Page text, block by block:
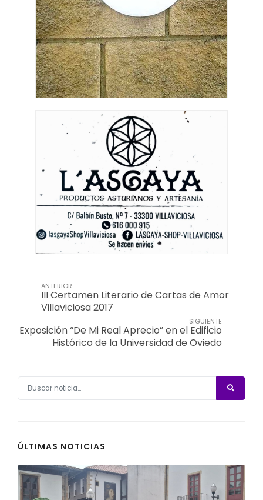
ANTERIOR
III Certamen Literario de Cartas de Amor
Villaviciosa 2017
SIGUIENTE
Exposición “De Mi Real Aprecio” en el Edificio
Histórico de la Universidad de Oviedo
ÚLTIMAS NOTICIAS